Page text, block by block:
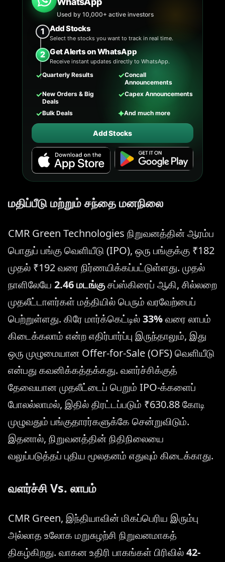
Used by 10,000+ active investors
1 Add Stocks
Select the stocks you want to track in real time.
2 Get Alerts on WhatsApp
Receive instant updates directly to WhatsApp.
✓Quarterly Results ✓Concall
Announcements
✓New Orders & Big
Deals
✓Capex Announcements
✓Bulk Deals ✦And much more
Add Stocks
மதிப்பீடு மற்றும் சந்தை மனநிலை
CMR Green Technologies நிறுவனத்தின் ஆரம்ப
பொதுப் பங்கு வெளியீடு (IPO), ஒரு பங்குக்கு ₹182
முதல் ₹192 வரை நிர்ணயிக்கப்பட்டுள்ளது. முதல்
நாளிலேயே 2.46 மடங்குசப்ஸ்கிரைப் ஆகி, சில்லறை
முதலீட்டாளர்கள் மத்தியில் பெரும் வரவேற்பைப்
பெற்றுள்ளது. கிரே மார்க்கெட்டில்33%வரை லாபம்
கிடைக்கலாம் என்ற எதிர்பார்ப்பு இருந்தாலும், இது
ஒரு முழுமையான Offer-for-Sale (OFS) வெளியீடு
என்பது கவனிக்கத்தக்கது. வளர்ச்சிக்குத்
தேவையான முதலீட்டைப் பெறும் IPO-க்களைப்
போலல்லாமல், இதில் திரட்டப்படும் ₹630.88 கோடி
முழுவதும் பங்குதாரர்களுக்கே சென்றுவிடும்.
இதனால், நிறுவனத்தின் நிதிநிலையை
வலுப்படுத்தப் புதிய மூலதனம் எதுவும் கிடைக்காது.
வளர்ச்சி Vs. லாபம்
CMR Green, இந்தியாவின் மிகப்பெரிய இரும்பு
அல்லாத உலோக மறுசுழற்சி நிறுவனமாகத்
திகழ்கிறது. வாகன உதிரி பாகங்கள் பிரிவில்42-